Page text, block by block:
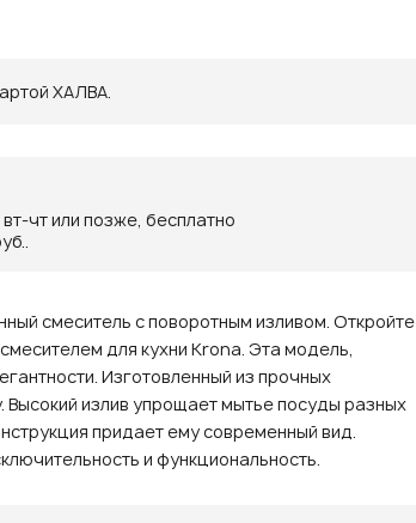
ХАЛВА.
чт или позже, бесплатно
смеситель с поворотным изливом. Откройте
для кухни Krona. Эта модель,
Изготовленный из прочных
излив упрощает мытье посуды разных
придает ему современный вид.
и функциональность.